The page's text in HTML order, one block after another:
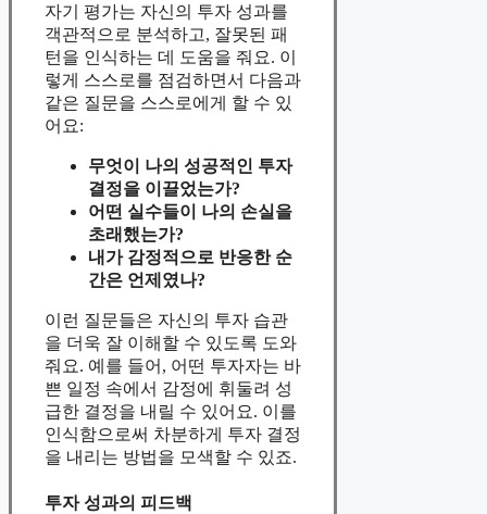
자기 평가는 자신의 투자 성과를
객관적으로 분석하고, 잘못된 패
턴을 인식하는 데 도움을 줘요. 이
렇게 스스로를 점검하면서 다음과
같은 질문을 스스로에게 할 수 있
어요:
무엇이 나의 성공적인 투자
결정을 이끌었는가?
어떤 실수들이 나의 손실을
초래했는가?
내가 감정적으로 반응한 순
간은 언제였나?
이런 질문들은 자신의 투자 습관
을 더욱 잘 이해할 수 있도록 도와
줘요. 예를 들어, 어떤 투자자는 바
쁜 일정 속에서 감정에 휘둘려 성
급한 결정을 내릴 수 있어요. 이를
인식함으로써 차분하게 투자 결정
을 내리는 방법을 모색할 수 있죠.
투자 성과의 피드백